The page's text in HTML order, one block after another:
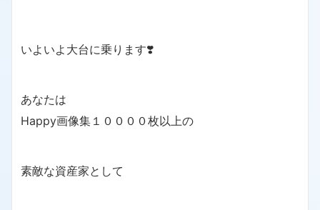
いよいよ大台に乗ります❣️
あなたは
Happy画像集１００００枚以上の
素敵な資産家として